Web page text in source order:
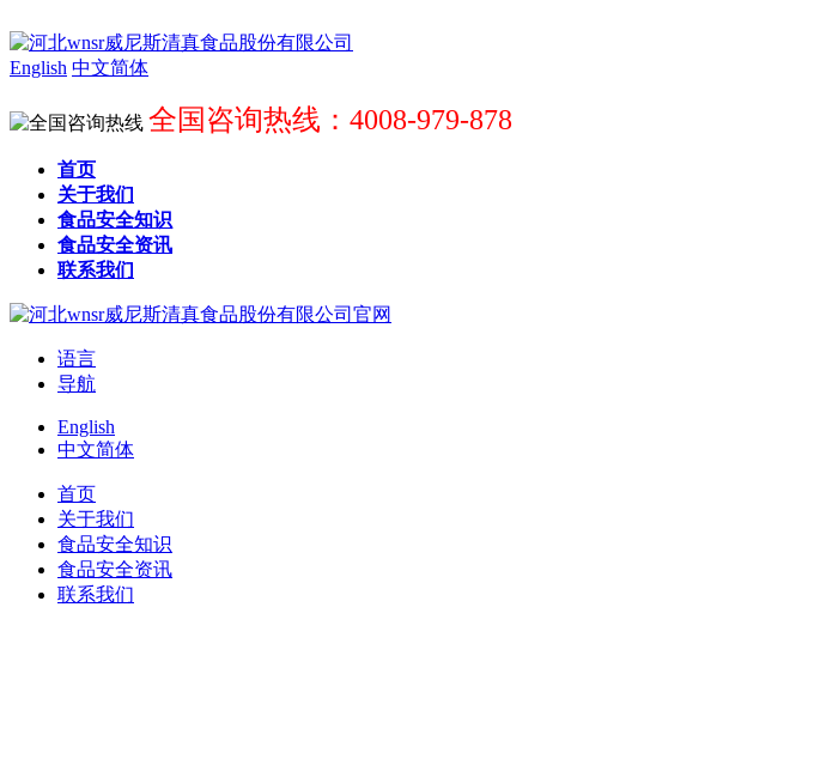
English 中文简体
全国咨询热线：4008-979-878
首页
关于我们
食品安全知识
食品安全资讯
联系我们
语言
导航
English
中文简体
首页
关于我们
食品安全知识
食品安全资讯
联系我们